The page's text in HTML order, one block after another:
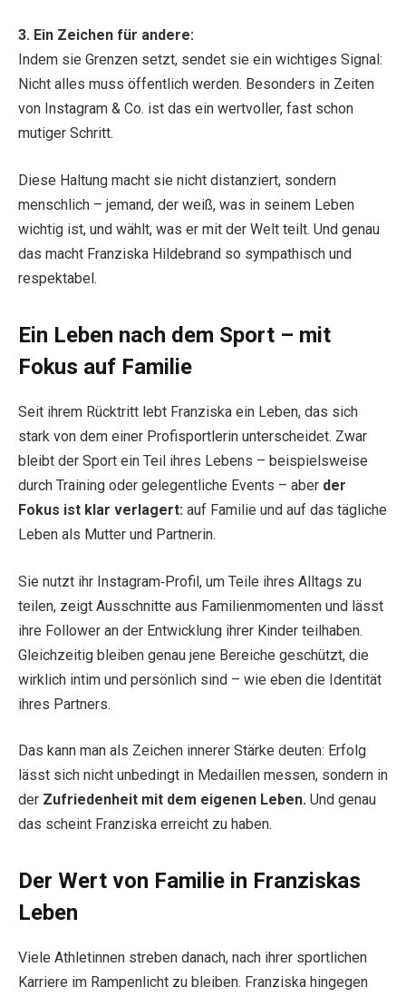
3. Ein Zeichen für andere:
Indem sie Grenzen setzt, sendet sie ein wichtiges Signal:
Nicht alles muss öffentlich werden. Besonders in Zeiten
von Instagram & Co. ist das ein wertvoller, fast schon
mutiger Schritt.
Diese Haltung macht sie nicht distanziert, sondern
menschlich – jemand, der weiß, was in seinem Leben
wichtig ist, und wählt, was er mit der Welt teilt. Und genau
das macht Franziska Hildebrand so sympathisch und
respektabel.
Ein Leben nach dem Sport – mit
Fokus auf Familie
Seit ihrem Rücktritt lebt Franziska ein Leben, das sich
stark von dem einer Profisportlerin unterscheidet. Zwar
bleibt der Sport ein Teil ihres Lebens – beispielsweise
durch Training oder gelegentliche Events – aber der
Fokus ist klar verlagert: auf Familie und auf das tägliche
Leben als Mutter und Partnerin.
Sie nutzt ihr Instagram‑Profil, um Teile ihres Alltags zu
teilen, zeigt Ausschnitte aus Familienmomenten und lässt
ihre Follower an der Entwicklung ihrer Kinder teilhaben.
Gleichzeitig bleiben genau jene Bereiche geschützt, die
wirklich intim und persönlich sind – wie eben die Identität
ihres Partners.
Das kann man als Zeichen innerer Stärke deuten: Erfolg
lässt sich nicht unbedingt in Medaillen messen, sondern in
der Zufriedenheit mit dem eigenen Leben. Und genau
das scheint Franziska erreicht zu haben.
Der Wert von Familie in Franziskas
Leben
Viele Athletinnen streben danach, nach ihrer sportlichen
Karriere im Rampenlicht zu bleiben. Franziska hingegen